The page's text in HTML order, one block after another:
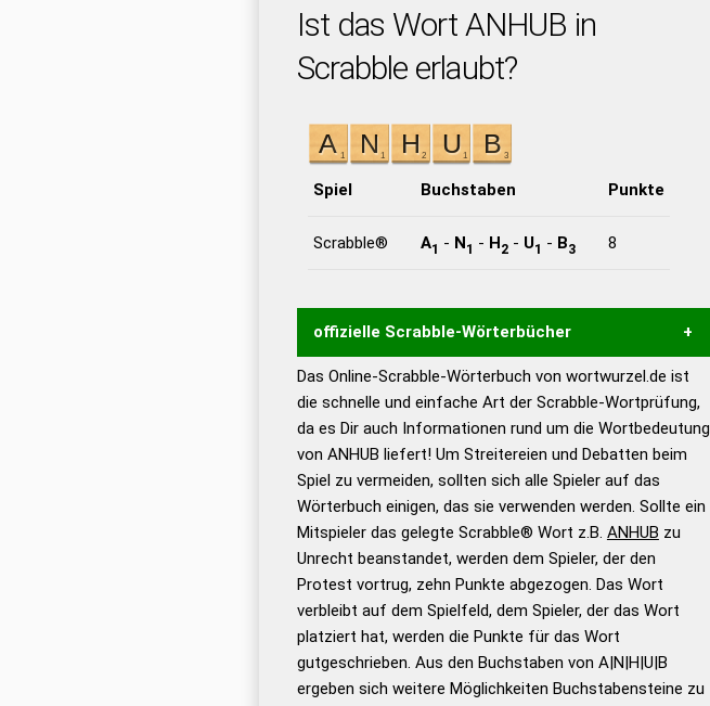
Ist das Wort ANHUB in
Scrabble erlaubt?
Spiel Buchstaben Punkte
Scrabble® A1 - N1 - H2- U1 - B3 8
offizielle Scrabble-Wörterbücher
Wortwurzel liefert mit Hilfe eines semantischen
Wortanalyse-Algorithmus gute Anhaltspunkte zu
Wortbedeutung, Worttrennung und Wortform, um die
Gültigkeit eines Wortes für das Scrabble-Spiel zu
bestimmen! zugelassene Turnier Scrabble-
Wörterbücher sind:
Duden – Standardwerk in 12
Bänden
Duden – Richtiges und gutes
Deutsch
Duden – Die deutsche Grammatik
Das Online-Scrabble-Wörterbuch von wortwurzel.de ist
die schnelle und einfache Art der Scrabble-Wortprüfung,
da es Dir auch Informationen rund um die Wortbedeutung
von ANHUB liefert! Um Streitereien und Debatten beim
Spiel zu vermeiden, sollten sich alle Spieler auf das
Wörterbuch einigen, das sie verwenden werden. Sollte ein
Mitspieler das gelegte Scrabble® Wort z.B. ANHUB zu
Unrecht beanstandet, werden dem Spieler, der den
Protest vortrug, zehn Punkte abgezogen. Das Wort
verbleibt auf dem Spielfeld, dem Spieler, der das Wort
platziert hat, werden die Punkte für das Wort
gutgeschrieben. Aus den Buchstaben von A|N|H|U|B
ergeben sich weitere Möglichkeiten Buchstabensteine zu